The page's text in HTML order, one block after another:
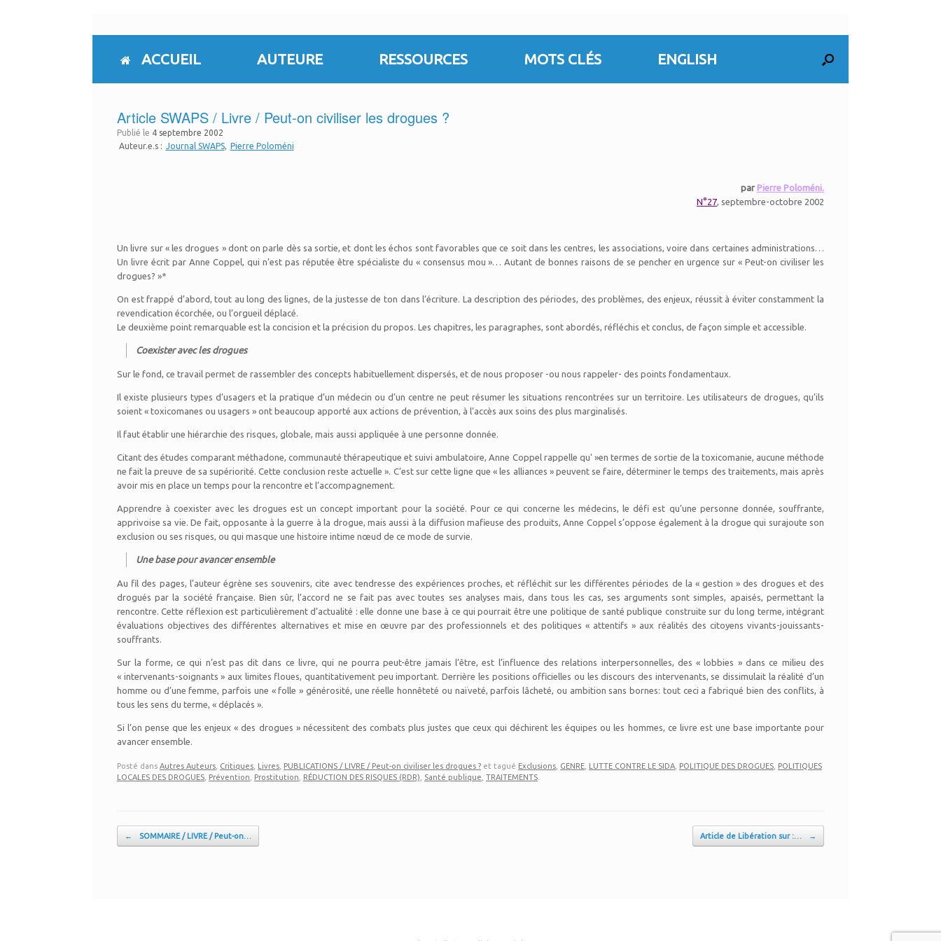
to
ACCUEIL AUTEURE RESSOURCES MOTS CLÉS ENGLISH
Article SWAPS / Livre / Peut-on civiliser les drogues ?
Publié le 4 septembre 2002
Auteur.e.s : Journal SWAPS Pierre Poloméni
par Pierre Poloméni.
N°27, septembre-octobre 2002
Un livre sur « les drogues » dont on parle dès sa sortie, et dont les échos sont favorables que ce soit dans les centres, les associations, voire dans certaines administrations…
Un livre écrit par Anne Coppel, qui n’est pas réputée être spécialiste du « consensus mou »… Autant de bonnes raisons de se pencher en urgence sur « Peut-on civiliser les
drogues? »*
On est frappé d’abord, tout au long des lignes, de la justesse de ton dans l’écriture. La description des périodes, des problèmes, des enjeux, réussit à éviter constamment la
revendication écorchée, ou l’orgueil déplacé.
Le deuxième point remarquable est la concision et la précision du propos. Les chapitres, les paragraphes, sont abordés, réfléchis et conclus, de façon simple et accessible.
Coexister avec les drogues
Sur le fond, ce travail permet de rassembler des concepts habituellement dispersés, et de nous proposer -ou nous rappeler- des points fondamentaux.
Il existe plusieurs types d’usagers et la pratique d’un médecin ou d’un centre ne peut résumer les situations rencontrées sur un territoire. Les utilisateurs de drogues, qu’ils
soient « toxicomanes ou usagers » ont beaucoup apporté aux actions de prévention, à l’accès aux soins des plus marginalisés.
Il faut établir une hiérarchie des risques, globale, mais aussi appliquée à une personne donnée.
Citant des études comparant méthadone, communauté thérapeutique et suivi ambulatoire, Anne Coppel rappelle qu' »en termes de sortie de la toxicomanie, aucune méthode
ne fait la preuve de sa supériorité. Cette conclusion reste actuelle ». C’est sur cette ligne que « les alliances » peuvent se faire, déterminer le temps des traitements, mais après
avoir mis en place un temps pour la rencontre et l’accompagnement.
Apprendre à coexister avec les drogues est un concept important pour la société. Pour ce qui concerne les médecins, le défi est qu’une personne donnée, souffrante,
apprivoise sa vie. De fait, opposante à la guerre à la drogue, mais aussi à la diffusion mafieuse des produits, Anne Coppel s’oppose également à la drogue qui surajoute son
exclusion ou ses risques, ou qui masque une histoire intime nœud de ce mode de survie.
Une base pour avancer ensemble
Au fil des pages, l’auteur égrène ses souvenirs, cite avec tendresse des expériences proches, et réfléchit sur les différentes périodes de la « gestion » des drogues et des
drogués par la société française. Bien sûr, l’accord ne se fait pas avec toutes ses analyses mais, dans tous les cas, ses arguments sont simples, apaisés, permettant la
rencontre. Cette réflexion est particulièrement d’actualité : elle donne une base à ce qui pourrait être une politique de santé publique construite sur du long terme, intégrant
évaluations objectives des différentes alternatives et mise en œuvre par des professionnels et des politiques « attentifs » aux réalités des citoyens vivants-jouissants-
souffrants.
Sur la forme, ce qui n’est pas dit dans ce livre, qui ne pourra peut-être jamais l’être, est l’influence des relations interpersonnelles, des « lobbies » dans ce milieu des
« intervenants-soignants » aux limites floues, quantitativement peu important. Derrière les positions officielles ou les discours des intervenants, se dissimulait la réalité d’un
homme ou d’une femme, parfois une « folle » générosité, une réelle honnêteté ou naïveté, parfois lâcheté, ou ambition sans bornes: tout ceci a fabriqué bien des conflits, à
tous les sens du terme, « déplacés ».
Si l’on pense que les enjeux « des drogues » nécessitent des combats plus justes que ceux qui déchirent les équipes ou les hommes, ce livre est une base importante pour
avancer ensemble.
Posté dans Autres Auteurs Critiques Livres PUBLICATIONS / LIVRE / Peut-on civiliser les drogues ? et tagué Exclusions GENRE LUTTE CONTRE LE SIDA POLITIQUE DES DROGUES POLITIQUES
LOCALES DES DROGUES Prévention Prostitution RÉDUCTION DES RISQUES (RDR) Santé publique TRAITEMENTS
Post navigation
← SOMMAIRE / LIVRE / Peut-on… Article de Libération sur :… →